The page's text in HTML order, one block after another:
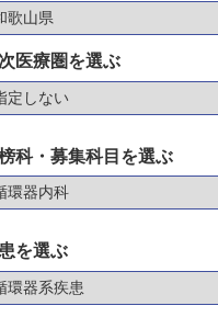
医療圏を選ぶ
科・募集科目を選ぶ
を選ぶ